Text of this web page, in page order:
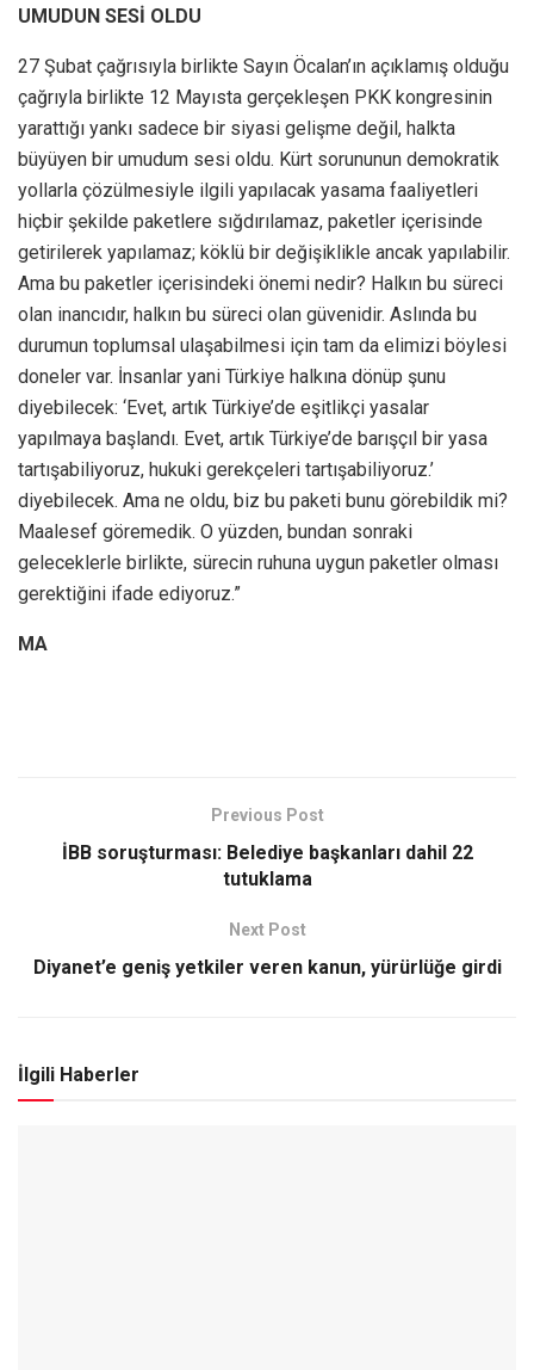
UMUDUN SESİ OLDU
27 Şubat çağrısıyla birlikte Sayın Öcalan’ın açıklamış olduğu
çağrıyla birlikte 12 Mayısta gerçekleşen PKK kongresinin
yarattığı yankı sadece bir siyasi gelişme değil, halkta
büyüyen bir umudum sesi oldu. Kürt sorununun demokratik
yollarla çözülmesiyle ilgili yapılacak yasama faaliyetleri
hiçbir şekilde paketlere sığdırılamaz, paketler içerisinde
getirilerek yapılamaz; köklü bir değişiklikle ancak yapılabilir.
Ama bu paketler içerisindeki önemi nedir? Halkın bu süreci
olan inancıdır, halkın bu süreci olan güvenidir. Aslında bu
durumun toplumsal ulaşabilmesi için tam da elimizi böylesi
doneler var. İnsanlar yani Türkiye halkına dönüp şunu
diyebilecek: ‘Evet, artık Türkiye’de eşitlikçi yasalar
yapılmaya başlandı. Evet, artık Türkiye’de barışçıl bir yasa
tartışabiliyoruz, hukuki gerekçeleri tartışabiliyoruz.’
diyebilecek. Ama ne oldu, biz bu paketi bunu görebildik mi?
Maalesef göremedik. O yüzden, bundan sonraki
geleceklerle birlikte, sürecin ruhuna uygun paketler olması
gerektiğini ifade ediyoruz.”
MA
Previous Post
İBB soruşturması: Belediye başkanları dahil 22
tutuklama
Next Post
Diyanet’e geniş yetkiler veren kanun, yürürlüğe girdi
İlgili Haberler